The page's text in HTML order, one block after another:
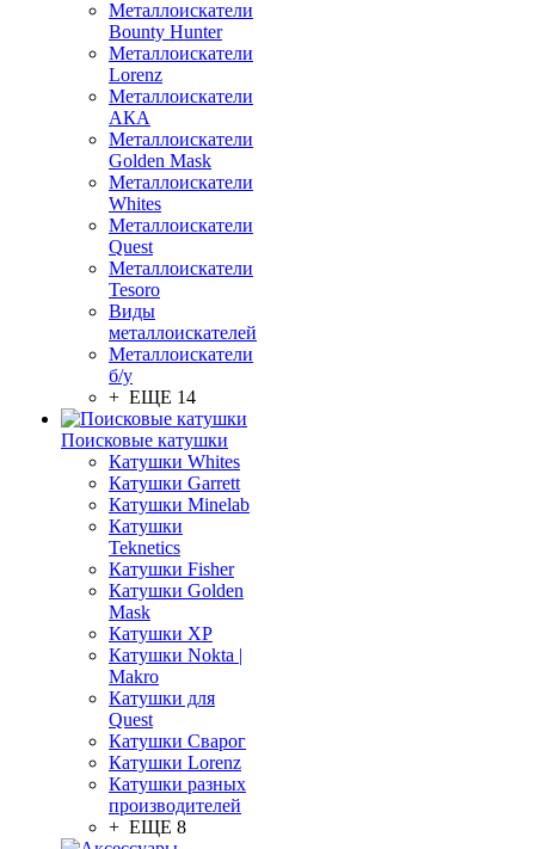
Металлоискатели
Bounty Hunter
Металлоискатели
Lorenz
Металлоискатели
АКА
Металлоискатели
Golden Mask
Металлоискатели
Whites
Металлоискатели
Quest
Металлоискатели
Tesoro
Виды
металлоискателей
Металлоискатели
б/у
+ ЕЩЕ 14
Поисковые катушки
Катушки Whites
Катушки Garrett
Катушки Minelab
Катушки
Teknetics
Катушки Fisher
Катушки Golden
Mask
Катушки XP
Катушки Nokta |
Makro
Катушки для
Quest
Катушки Сварог
Катушки Lorenz
Катушки разных
производителей
+ ЕЩЕ 8